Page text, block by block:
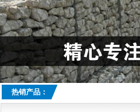
热销产品：